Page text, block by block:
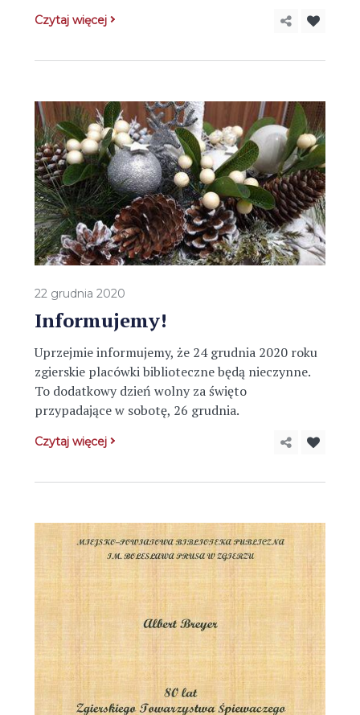
Czytaj więcej
22 grudnia 2020
Informujemy!
Uprzejmie informujemy, że 24 grudnia 2020 roku
zgierskie placówki biblioteczne będą nieczynne.
To dodatkowy dzień wolny za święto
przypadające w sobotę, 26 grudnia.
Czytaj więcej